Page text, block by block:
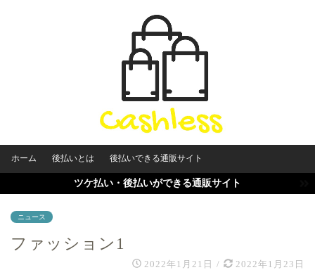
ホーム 後払いとは 後払いできる通販サイト
ツケ払い・後払いができる通販サイト
ニュース
ファッション1
2022年1月21日 / 2022年1月23日